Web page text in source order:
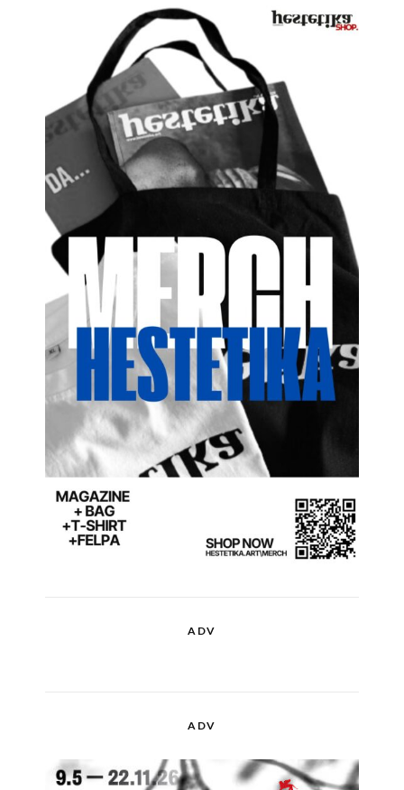
ADV
ADV